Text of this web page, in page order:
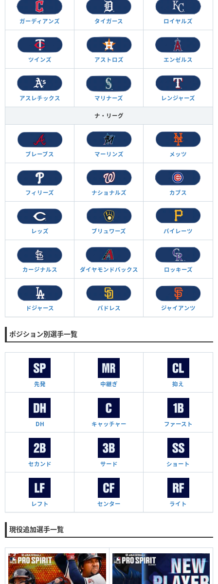
ガーディアンズ タイガース ロイヤルズ
ツインズ アストロズ エンゼルス
アスレチックス マリナーズ レンジャーズ
ナ・リーグ
ブレーブス マーリンズ メッツ
フィリーズ ナショナルズ カブス
レッズ ブリュワーズ パイレーツ
カージナルス ダイヤモンドバックス ロッキーズ
ドジャース パドレス ジャイアンツ
ポジション別選手一覧
先発 中継ぎ 抑え
DH キャッチャー ファースト
セカンド サード ショート
レフト センター ライト
現役追加選手一覧